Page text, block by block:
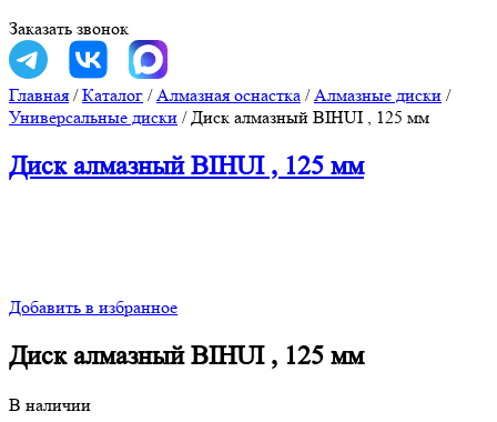
Заказать звонок
Главная /Каталог /Алмазная оснастка /Алмазные диски /
Универсальные диски /Диск алмазный BIHUI , 125 мм
Диск алмазный BIHUI , 125 мм
Добавить в избранное
Диск алмазный BIHUI , 125 мм
В наличии